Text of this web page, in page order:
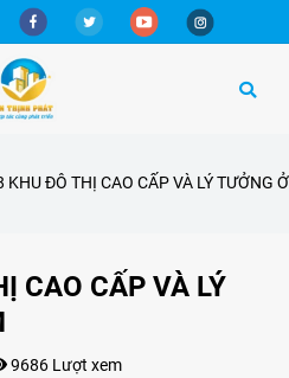
KHU ĐÔ THỊ CAO CẤP VÀ LÝ TƯỞNG
CAO CẤP VÀ LÝ
9686 Lượt xem